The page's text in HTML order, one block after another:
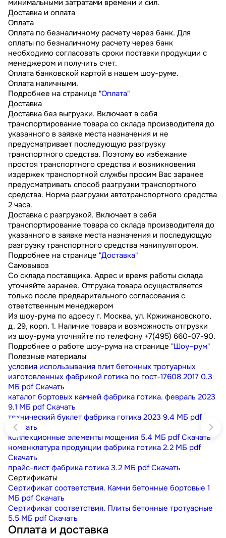
минимальными затратами времени и сил.
Доставка и оплата
Оплата
Оплата по безналичному расчету через банк. Для
оплаты по безналичному расчету через банк
необходимо согласовать сроки поставки продукции с
менеджером и получить счет.
Оплата банковской картой в нашем шоу-руме.
Оплата наличными.
Подробнее на странице "Оплата"
Доставка
Доставка без выгрузки. Включает в себя
транспортирование товара со склада производителя до
указанного в заявке места назначения и не
предусматривает последующую разгрузку
транспортного средства. Поэтому во избежание
простоя транспортного средства и возникновения
издержек транспортной службы просим Вас заранее
предусматривать способ разгрузки транспортного
средства. Норма разгрузки автотранспортного средства
2 часа.
Доставка с разгрузкой. Включает в себя
транспортирование товара со склада производителя до
указанного в заявке места назначения и последующую
разгрузку транспортного средства манипулятором.
Подробнее на странице "Доставка"
Самовывоз
Со склада поставщика. Адрес и время работы склада
уточняйте заранее. Отгрузка товара осуществляется
только после предварительного согласования с
ответственным менеджером
Из шоу-рума по адресу г. Москва, ул. Кржижановского,
д. 29, корп. 1. Наличие товара и возможность отгрузки
из шоу-рума уточняйте по телефону +7(495) 660-07-90.
Подробнее о работе шоу-рума на странице "Шоу–рум"
Полезные материалы
условия использывания плит бетонных тротуарных
изготовленных фабрикой готика по гост-17608 2017 0.3
МБ pdf Скачать
каталог бортовых камней фабрика готика. февраль 2023
9.1 МБ pdf Скачать
технический буклет фабрика готика 2023 9.4 МБ pdf
Скачать
коллекционные элементы мощения 5.4 МБ pdf Скачать
номенклатура продукции фабрика готика 2.2 МБ pdf
Скачать
прайс-лист фабрика готика 3.2 МБ pdf Скачать
Сертификаты
Сертификат соответствия. Камни бетонные бортовые 1
МБ pdf Скачать
Сертификат соответствия. Плиты бетонные тротуарные
5.5 МБ pdf Скачать
Оплата и доставка